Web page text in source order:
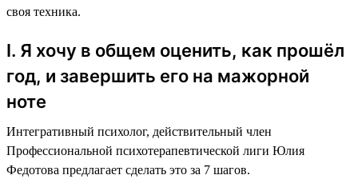
своя техника.
I. Я хочу в общем оценить, как прошёл
год, и завершить его на мажорной
ноте
Интегративный психолог, действительный член
Профессиональной психотерапевтической лиги Юлия
Федотова предлагает сделать это за 7 шагов.